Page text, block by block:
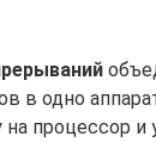
в одно
на процессор и